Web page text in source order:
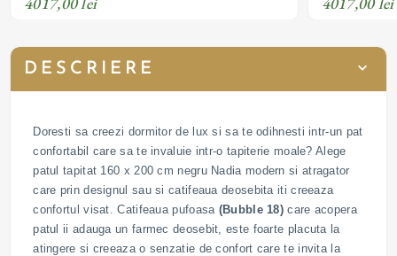
DESCRIERE
Doresti sa creezi dormitor de lux si sa te odihnesti intr-un pat
confortabil care sa te invaluie intr-o tapiterie moale? Alege
patul tapitat 160 x 200 cm negru Nadia modern si atragator
care prin designul sau si catifeaua deosebita iti creeaza
confortul visat. Catifeaua pufoasa (Bubble 18) care acopera
patul ii adauga un farmec deosebit, este foarte placuta la
atingere si creeaza o senzatie de confort care te invita la